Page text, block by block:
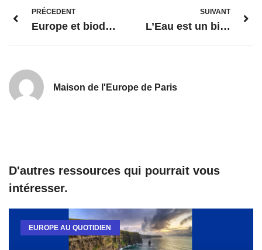
PRÉCEDENT
Europe et biodiversité : l’exemple de l’Azolla, une fougère méconnue, utile pour réduire les émissions de CO2 ?
SUIVANT
L’Eau est un bien public, pas une marchandise : Initiative citoyenne européenne
Maison de l'Europe de Paris
D'autres ressources qui pourrait vous
intéresser.
EUROPE AU QUOTIDIEN